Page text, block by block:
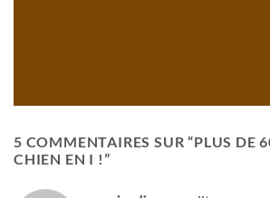
5 COMMENTAIRES SUR “PLUS DE
CHIEN EN I !”